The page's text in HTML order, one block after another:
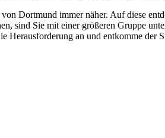
Dortmund immer näher. Auf diese
sind Sie mit einer größeren Gruppe
Herausforderung an und entkomme der